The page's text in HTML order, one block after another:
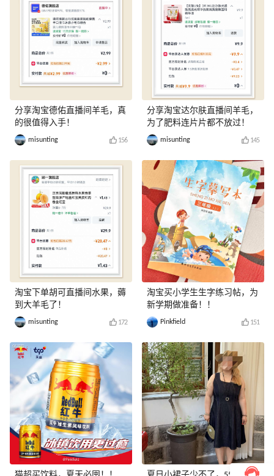
分享淘宝德佑直播间羊毛，真
的很值得入手！
misunting 156
淘宝下单胡可直播间水果，薅
到大羊毛了！
misunting 172
分享淘宝达尔肤直播间羊毛，
为了肥料连片片都不放过！
misunting 145
淘宝买小学生生字练习帖，为
新学期做准备！！
Pinkfield 151